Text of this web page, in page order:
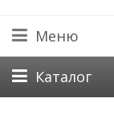
Меню
Каталог